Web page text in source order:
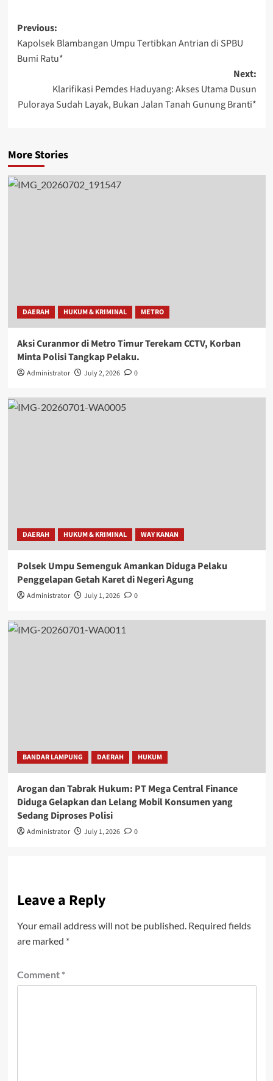
Post
navigation
Previous:
Kapolsek Blambangan Umpu Tertibkan Antrian di SPBU
Bumi Ratu*
Next:
Klarifikasi Pemdes Haduyang: Akses Utama Dusun
Puloraya Sudah Layak, Bukan Jalan Tanah Gunung Branti*
More Stories
DAERAH HUKUM & KRIMINAL METRO
Aksi Curanmor di Metro Timur Terekam CCTV, Korban
Minta Polisi Tangkap Pelaku.
Administrator July 2, 2026 0
DAERAH HUKUM & KRIMINAL WAY KANAN
Polsek Umpu Semenguk Amankan Diduga Pelaku
Penggelapan Getah Karet di Negeri Agung
Administrator July 1, 2026 0
BANDAR LAMPUNG DAERAH HUKUM
Arogan dan Tabrak Hukum: PT Mega Central Finance
Diduga Gelapkan dan Lelang Mobil Konsumen yang
Sedang Diproses Polisi
Administrator July 1, 2026 0
Leave a Reply
Your email address will not be published. Required fields
are marked *
Comment *